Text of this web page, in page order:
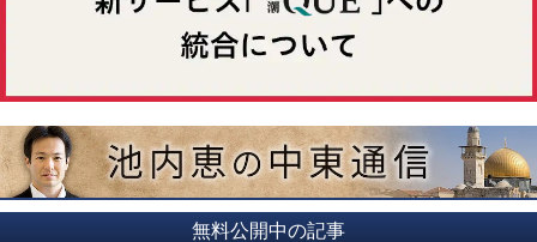
無料公開中の記事